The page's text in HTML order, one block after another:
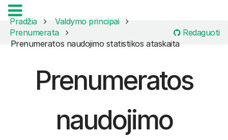
Redaguoti
Pradžia
Valdymo principai
Prenumerata
Prenumeratos naudojimo statistikos ataskaita
Prenumeratos
naudojimo